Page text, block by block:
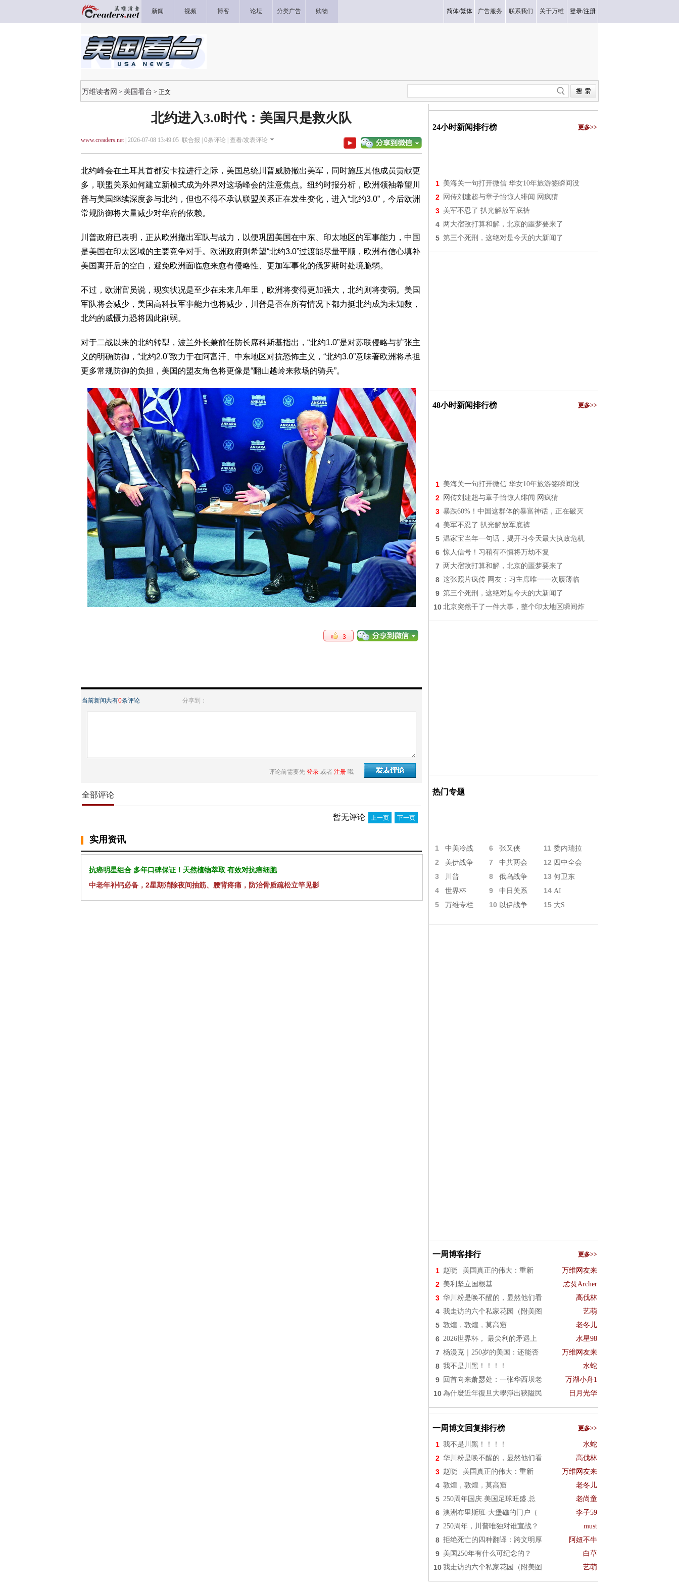
新闻 视频 博客 论坛 分类广告 购物 简体/繁体 广告服务 联系我们 关于万维 登录/注册
万维读者网 > 美国看台 > 正文
北约进入3.0时代：美国只是救火队
www.creaders.net| 2026-07-08 13:49:05 联合报 | 0条评论 | 查看/发表评论
北约峰会在土耳其首都安卡拉进行之际，美国总统川普威胁撤出美军，同时施压其他成员贡献更
多，联盟关系如何建立新模式成为外界对这场峰会的注意焦点。纽约时报分析，欧洲领袖希望川
普与美国继续深度参与北约，但也不得不承认联盟关系正在发生变化，进入“北约3.0”，今后欧洲
常规防御将大量减少对华府的依赖。
川普政府已表明，正从欧洲撤出军队与战力，以便巩固美国在中东、印太地区的军事能力，中国
是美国在印太区域的主要竞争对手。欧洲政府则希望“北约3.0”过渡能尽量平顺，欧洲有信心填补
美国离开后的空白，避免欧洲面临愈来愈有侵略性、更加军事化的俄罗斯时处境脆弱。
不过，欧洲官员说，现实状况是至少在未来几年里，欧洲将变得更加强大，北约则将变弱。美国
军队将会减少，美国高科技军事能力也将减少，川普是否在所有情况下都力挺北约成为未知数，
北约的威慑力恐将因此削弱。
对于二战以来的北约转型，波兰外长兼前任防长席科斯基指出，“北约1.0”是对苏联侵略与扩张主
义的明确防御，“北约2.0”致力于在阿富汗、中东地区对抗恐怖主义，“北约3.0”意味著欧洲将承担
更多常规防御的负担，美国的盟友角色将更像是“翻山越岭来救场的骑兵”。
3
当前新闻共有0条评论 分享到：
评论前需要先 登录 或者 注册 哦
全部评论
暂无评论 上一页 下一页
实用资讯
抗癌明星组合 多年口碑保证！天然植物萃取 有效对抗癌细胞
中老年补钙必备，2星期消除夜间抽筋、腰背疼痛，防治骨质疏松立竿见影
24小时新闻排行榜 更多>>
1 美海关一句打开微信 华女10年旅游签瞬间没
2 网传刘建超与章子怡惊人绯闻 网疯猜
3 美军不忍了 扒光解放军底裤
4 两大宿敌打算和解，北京的噩梦要来了
5 第三个死刑，这绝对是今天的大新闻了
48小时新闻排行榜 更多>>
1 美海关一句打开微信 华女10年旅游签瞬间没
2 网传刘建超与章子怡惊人绯闻 网疯猜
3 暴跌60%！中国这群体的暴富神话，正在破灭
4 美军不忍了 扒光解放军底裤
5 温家宝当年一句话，揭开习今天最大执政危机
6 惊人信号！习稍有不慎将万劫不复
7 两大宿敌打算和解，北京的噩梦要来了
8 这张照片疯传 网友：习主席唯一一次履薄临
9 第三个死刑，这绝对是今天的大新闻了
10 北京突然干了一件大事，整个印太地区瞬间炸
热门专题
1 中美冷战 6 张又侠 11 委内瑞拉
2 美伊战争 7 中共两会 12 四中全会
3 川普 8 俄乌战争 13 何卫东
4 世界杯 9 中日关系 14 AI
5 万维专栏 10 以伊战争 15 大S
一周博客排行 更多>>
1 赵晓 | 美国真正的伟大：重新 万维网友来
2 美利坚立国根基 孞烎Archer
3 华川粉是唤不醒的，显然他们看 高伐林
4 我走访的六个私家花园（附美图 艺萌
5 敦煌，敦煌，莫高窟 老冬儿
6 2026世界杯， 最尖利的矛遇上 水星98
7 杨漫克｜250岁的美国：还能否 万维网友来
8 我不是川黑！！！！ 水蛇
9 回首向来萧瑟处：一张华西坝老 万湖小舟1
10 為什麼近年復旦大學淨出狹隘民 日月光华
一周博文回复排行榜 更多>>
1 我不是川黑！！！！ 水蛇
2 华川粉是唤不醒的，显然他们看 高伐林
3 赵晓 | 美国真正的伟大：重新 万维网友来
4 敦煌，敦煌，莫高窟 老冬儿
5 250周年国庆.美国足球旺盛.总 老尚童
6 澳洲布里斯班-大堡礁的门户（ 李子59
7 250周年，川普唯独对谁宣战？ must
8 拒绝死亡的四种翻译：跨文明厚 阿妞不牛
9 美国250年有什么可纪念的？ 白草
10 我走访的六个私家花园（附美图 艺萌